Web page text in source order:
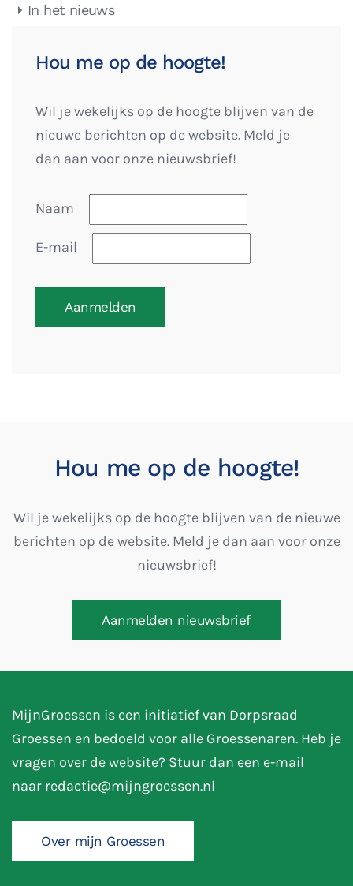
In het nieuws
Hou me op de hoogte!
Wil je wekelijks op de hoogte blijven van de
nieuwe berichten op de website. Meld je
dan aan voor onze nieuwsbrief!
Naam
E-mail
Aanmelden
Hou me op de hoogte!
Wil je wekelijks op de hoogte blijven van de nieuwe
berichten op de website. Meld je dan aan voor onze
nieuwsbrief!
Aanmelden nieuwsbrief
MijnGroessen is een initiatief van Dorpsraad
Groessen en bedoeld voor alle Groessenaren. Heb je
vragen over de website? Stuur dan een e-mail
naar redactie@mijngroessen.nl
Over mijn Groessen